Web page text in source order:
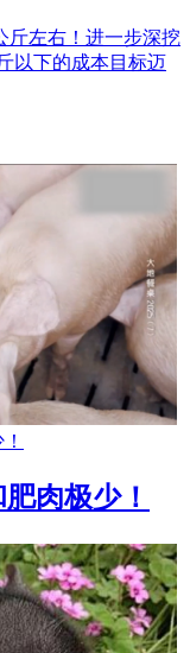
斤左右！进一步深挖
以下的成本目标迈
肉极少！